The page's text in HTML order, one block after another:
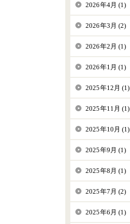
2026年4月 (1)
2026年3月 (2)
2026年2月 (1)
2026年1月 (1)
2025年12月 (1)
2025年11月 (1)
2025年10月 (1)
2025年9月 (1)
2025年8月 (1)
2025年7月 (2)
2025年6月 (1)